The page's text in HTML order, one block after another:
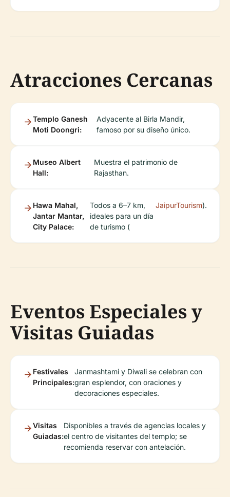
Atracciones Cercanas
Templo Ganesh
Moti Doongri:
Adyacente al Birla Mandir,
famoso por su diseño único.
Museo Albert
Hall:
Muestra el patrimonio de
Rajasthan.
Hawa Mahal,
Jantar Mantar,
City Palace:
Todos a 6–7 km,
ideales para un día
de turismo (
JaipurTourism).
Eventos Especiales y
Visitas Guiadas
Festivales
Principales:
Janmashtami y Diwali se celebran con
gran esplendor, con oraciones y
decoraciones especiales.
Visitas
Guiadas:
Disponibles a través de agencias locales y
el centro de visitantes del templo; se
recomienda reservar con antelación.